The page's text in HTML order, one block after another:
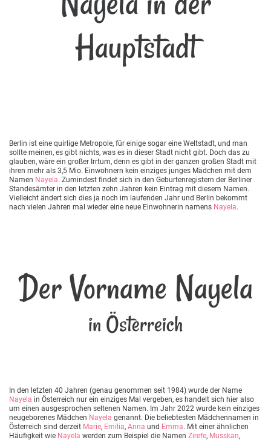
Hauptstadt
Berlin ist eine quirlige Metropole, für einige sogar eine Weltstadt, und man
sollte meinen, es gibt nichts, was es in dieser Stadt nicht gibt. Doch das zu
glauben, wäre ein großer Irrtum, denn es gibt in der ganzen großen Stadt mit
ihren mehr als 3,5 Mio. Einwohnern kein einziges junges Mädchen mit dem
Namen Nayela. Zumindest findet sich in den Geburtenregistern der Berliner
Standesämter in den letzten zehn Jahren kein Eintrag mit diesem Namen.
Vielleicht ändert sich dies ja noch im laufenden Jahr und Berlin bekommt
nach vielen Jahren mal wieder eine neue Einwohnerin namens Nayela.
Der Vorname Nayela
in Österreich
In den letzten 40 Jahren (genau genommen seit 1984) wurde der Name
Nayela in Österreich nur ein einziges Mal vergeben, es handelt sich hier also
um einen ausgesprochen seltenen Namen. Im Jahr 2022 wurde kein einziges
neugeborenes Mädchen Nayela genannt. Die beliebtesten Mädchennamen in
Österreich sind derzeit Marie, Emilia, Anna und Emma. Mit einer ähnlichen
Häufigkeit wie Nayela werden zum Beispiel die Namen Zirefe, Musskan,